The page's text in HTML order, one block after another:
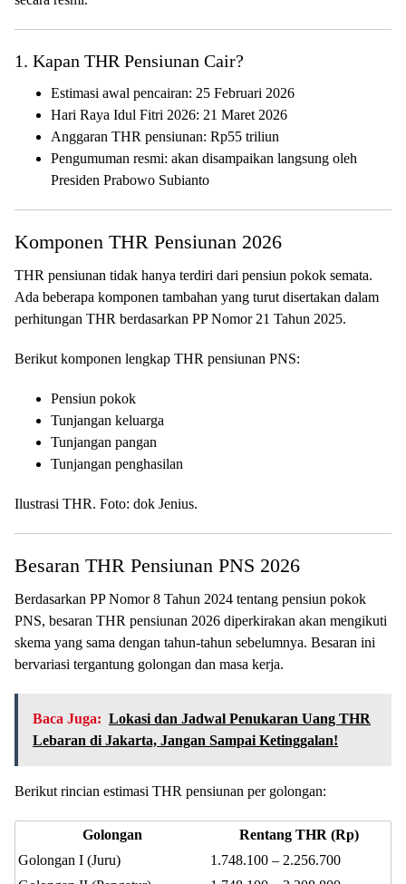
1. Kapan THR Pensiunan Cair?
Estimasi awal pencairan: 25 Februari 2026
Hari Raya Idul Fitri 2026: 21 Maret 2026
Anggaran THR pensiunan: Rp55 triliun
Pengumuman resmi: akan disampaikan langsung oleh
Presiden Prabowo Subianto
Komponen THR Pensiunan 2026
THR pensiunan tidak hanya terdiri dari pensiun pokok semata.
Ada beberapa komponen tambahan yang turut disertakan dalam
perhitungan THR berdasarkan PP Nomor 21 Tahun 2025.
Berikut komponen lengkap THR pensiunan PNS:
Pensiun pokok
Tunjangan keluarga
Tunjangan pangan
Tunjangan penghasilan
Ilustrasi THR. Foto: dok Jenius.
Besaran THR Pensiunan PNS 2026
Berdasarkan PP Nomor 8 Tahun 2024 tentang pensiun pokok
PNS, besaran THR pensiunan 2026 diperkirakan akan mengikuti
skema yang sama dengan tahun-tahun sebelumnya. Besaran ini
bervariasi tergantung golongan dan masa kerja.
Baca Juga: Lokasi dan Jadwal Penukaran Uang THR
Lebaran di Jakarta, Jangan Sampai Ketinggalan!
Berikut rincian estimasi THR pensiunan per golongan:
Golongan
Rentang THR (Rp)
Golongan I (Juru)
1.748.100 – 2.256.700